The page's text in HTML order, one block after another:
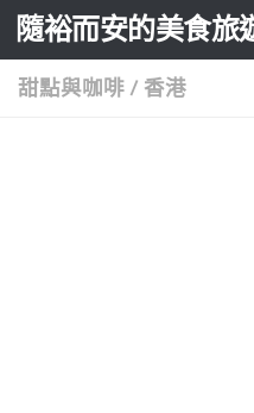
Skip to content
隨裕而安的美食旅
甜點與咖啡 / 香港